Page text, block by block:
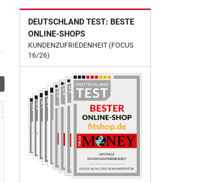
DEUTSCHLAND TEST: BESTE
ONLINE-SHOPS
KUNDENZUFRIEDENHEIT (FOCUS
16/26)